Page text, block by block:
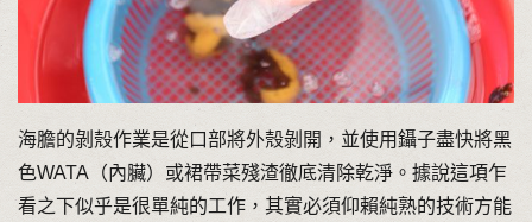
海膽的剝殼作業是從口部將外殼剝開，並使用鑷子盡快將黑
色WATA（內臟）或裙帶菜殘渣徹底清除乾淨。據說這項乍
看之下似乎是很單純的工作，其實必須仰賴純熟的技術方能